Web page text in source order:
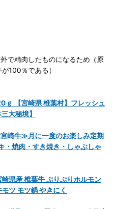
で精肉したものになるため（原
100％である）
ｇ 【宮崎県 椎葉村】フレッシュ
大秘境】
崎牛≫月に一度のお楽しみ定期
・焼肉・すき焼き・しゃぶしゃ
崎県産 椎葉牛 ぷりぷりホルモン
ツ モツ鍋 やきにく